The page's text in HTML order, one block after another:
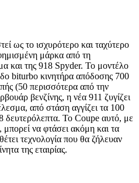
ως το ισχυρότερο και ταχύτερο
μάρκα από τη
και της 918 Spyder. Το μοντέλο
biturbo κινητήρα απόδοσης 700
(50 περισσότερα από την
βενζίνης, η νέα 911 ζυγίζει
από στάση αγγίζει τα 100
δευτερόλεπτα. Το Coupe αυτό, με
να φτάσει ακόμη και τα
τεχνολογία που θα ζήλευαν
της εταιρίας.